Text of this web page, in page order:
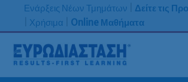
Μετάβαση
περιεχόμενο
Ενάρξεις Νέων Τμημάτων
Δείτε τις
Χρήσιμα Online Μαθήματα